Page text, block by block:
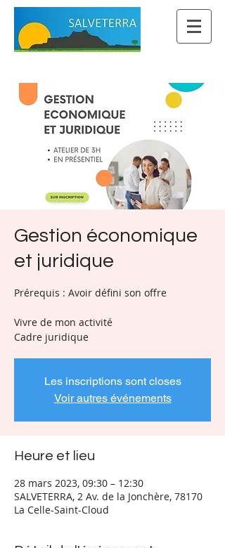
Gestion économique
et juridique
Prérequis : Avoir défini son offre
Vivre de mon activité
Cadre juridique
Les inscriptions sont closes
Voir autres événements
Heure et lieu
28 mars 2023, 09:30 – 12:30
SALVETERRA, 2 Av. de la Jonchère, 78170
La Celle-Saint-Cloud